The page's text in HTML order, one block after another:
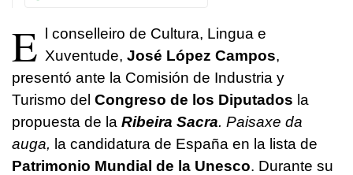
E l conselleiro de Cultura, Lingua e
Xuventude, José López Campos,
presentó ante la Comisión de Industria y
Turismo del Congreso de los Diputados la
propuesta de la Ribeira Sacra. Paisaxe da
auga, la candidatura de España en la lista de
Patrimonio Mundial de la Unesco. Durante su